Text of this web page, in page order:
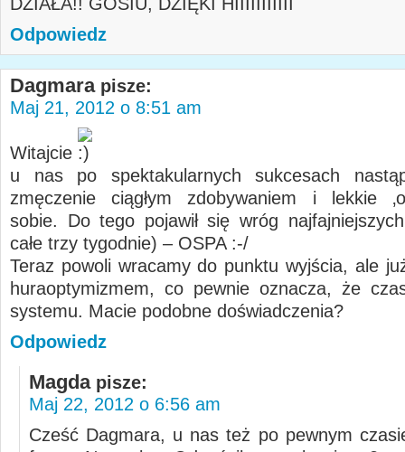
Odpowiedz
Dagmara pisze:
Maj 21, 2012 o 8:51 am
Witajcie
u nas po spektakularnych sukcesach
zmęczenie ciągłym zdobywaniem i lekkie
sobie. Do tego pojawił się wróg
całe trzy tygodnie) – OSPA :-/
Teraz powoli wracamy do punktu wyjścia, ale
huraoptymizmem, co pewnie oznacza, że
systemu. Macie podobne doświadczenia?
Odpowiedz
Magda pisze:
Maj 22, 2012 o 6:56 am
Cześć Dagmara, u nas też po pewnym